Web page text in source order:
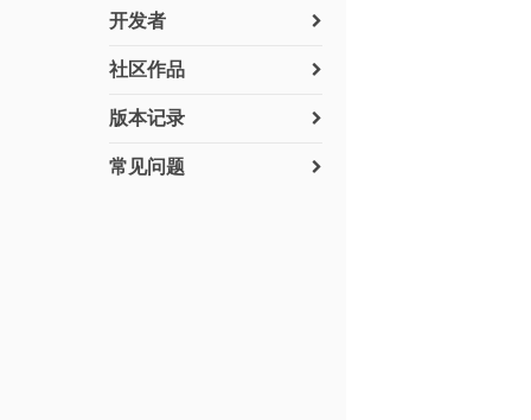
开发者
如何安装 ZimaOS
设置 Python
构建应用程序
社区作品
如何贡献
建议）
版本记录
v 1.7.0
常见问题